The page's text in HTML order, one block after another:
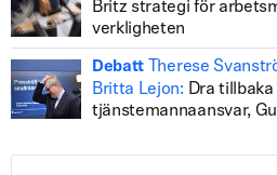
Britz strategi för
verkligheten
Debatt
Therese
Britta Lejon: Dra
tjänstemannaansvar,